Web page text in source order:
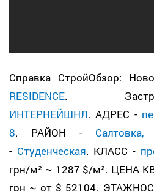
Справка СтройОбзор:
RESIDENCE.
ИНТЕРНЕЙШНЛ. АДРЕС -
8. РАЙОН - Салтовка,
- Студенческая. КЛАСС -
грн/м² ~ 1287 $/м². ЦЕНА
грн ~ от $ 52104.